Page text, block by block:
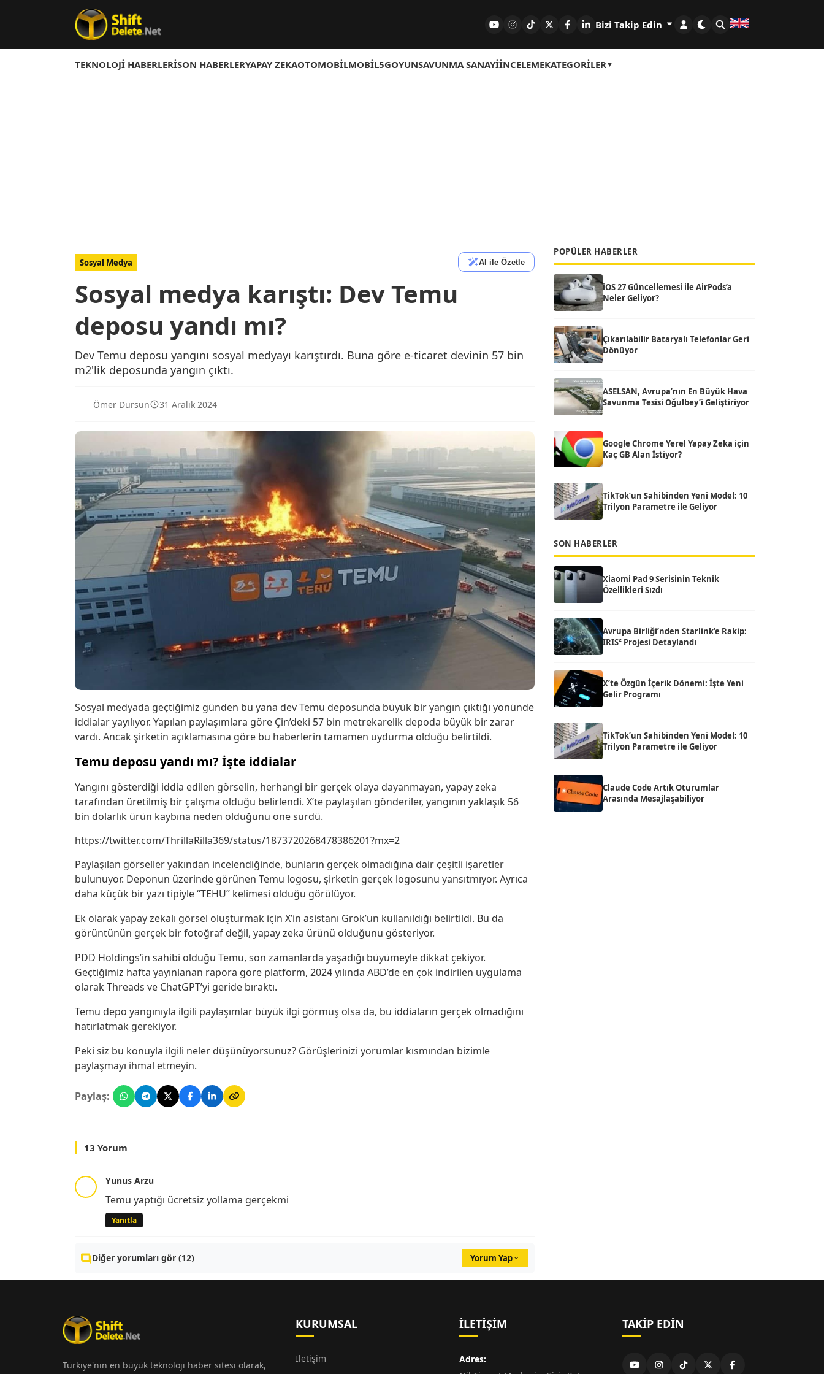
Bizi Takip Edin
TEKNOLOJI HABERLERISON HABERLERYAPAY ZEKAOTOMOBILMOBIL5GOYUNSAVUNMA SANAYIİNCELEMEKATEGORILER
Sosyal Medya AI ile Özetle
Sosyal medya karıştı: Dev Temu
deposu yandı mı?
Dev Temu deposu yangını sosyal medyayı karıştırdı. Buna göre e-ticaret devinin 57 bin
m2'lik deposunda yangın çıktı.
Ömer Dursun 31 Aralık 2024
Sosyal medyada geçtiğimiz günden bu yana dev Temu deposunda büyük bir yangın çıktığı yönünde
iddialar yayılıyor. Yapılan paylaşımlara göre Çin’deki 57 bin metrekarelik depoda büyük bir zarar
vardı. Ancak şirketin açıklamasına göre bu haberlerin tamamen uydurma olduğu belirtildi.
Temu deposu yandı mı? İşte iddialar
Yangını gösterdiği iddia edilen görselin, herhangi bir gerçek olaya dayanmayan, yapay zeka
tarafından üretilmiş bir çalışma olduğu belirlendi. X’te paylaşılan gönderiler, yangının yaklaşık 56
bin dolarlık ürün kaybına neden olduğunu öne sürdü.
https://twitter.com/ThrillaRilla369/status/1873720268478386201?mx=2
Paylaşılan görseller yakından incelendiğinde, bunların gerçek olmadığına dair çeşitli işaretler
bulunuyor. Deponun üzerinde görünen Temu logosu, şirketin gerçek logosunu yansıtmıyor. Ayrıca
daha küçük bir yazı tipiyle “TEHU” kelimesi olduğu görülüyor.
Ek olarak yapay zekalı görsel oluşturmak için X’in asistanı Grok’un kullanıldığı belirtildi. Bu da
görüntünün gerçek bir fotoğraf değil, yapay zeka ürünü olduğunu gösteriyor.
PDD Holdings’in sahibi olduğu Temu, son zamanlarda yaşadığı büyümeyle dikkat çekiyor.
Geçtiğimiz hafta yayınlanan rapora göre platform, 2024 yılında ABD’de en çok indirilen uygulama
olarak Threads ve ChatGPT’yi geride bıraktı.
Temu depo yangınıyla ilgili paylaşımlar büyük ilgi görmüş olsa da, bu iddiaların gerçek olmadığını
hatırlatmak gerekiyor.
Peki siz bu konuyla ilgili neler düşünüyorsunuz? Görüşlerinizi yorumlar kısmından bizimle
paylaşmayı ihmal etmeyin.
Paylaş:
13 Yorum
Yunus Arzu
Temu yaptığı ücretsiz yollama gerçekmi
Yanıtla
Diğer yorumları gör (12) Yorum Yap
POPÜLER HABERLER
iOS 27 Güncellemesi ile AirPods’a
Neler Geliyor?
Çıkarılabilir Bataryalı Telefonlar Geri
Dönüyor
ASELSAN, Avrupa’nın En Büyük Hava
Savunma Tesisi Oğulbey’i Geliştiriyor
Google Chrome Yerel Yapay Zeka için
Kaç GB Alan İstiyor?
TikTok’un Sahibinden Yeni Model: 10
Trilyon Parametre ile Geliyor
SON HABERLER
Xiaomi Pad 9 Serisinin Teknik
Özellikleri Sızdı
Avrupa Birliği’nden Starlink’e Rakip:
IRIS² Projesi Detaylandı
X’te Özgün İçerik Dönemi: İşte Yeni
Gelir Programı
TikTok’un Sahibinden Yeni Model: 10
Trilyon Parametre ile Geliyor
Claude Code Artık Oturumlar
Arasında Mesajlaşabiliyor
Türkiye'nin en büyük teknoloji haber sitesi olarak,
KURUMSAL
İletişim
İLETIŞIM
Adres:
TAKIP EDIN